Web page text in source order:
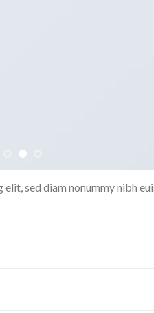
sed diam nonummy nibh